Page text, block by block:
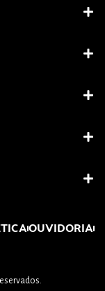
OUVIDORIA